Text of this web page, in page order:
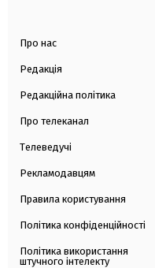
Про нас
Редакція
Редакційна політика
Про телеканал
Телеведучі
Рекламодавцям
Правила користування
Політика конфіденційності
Політика використання
штучного інтелекту